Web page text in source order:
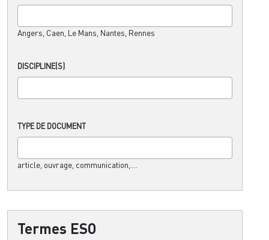
Angers, Caen, Le Mans, Nantes, Rennes
DISCIPLINE(S)
TYPE DE DOCUMENT
article, ouvrage, communication,....
Termes ESO